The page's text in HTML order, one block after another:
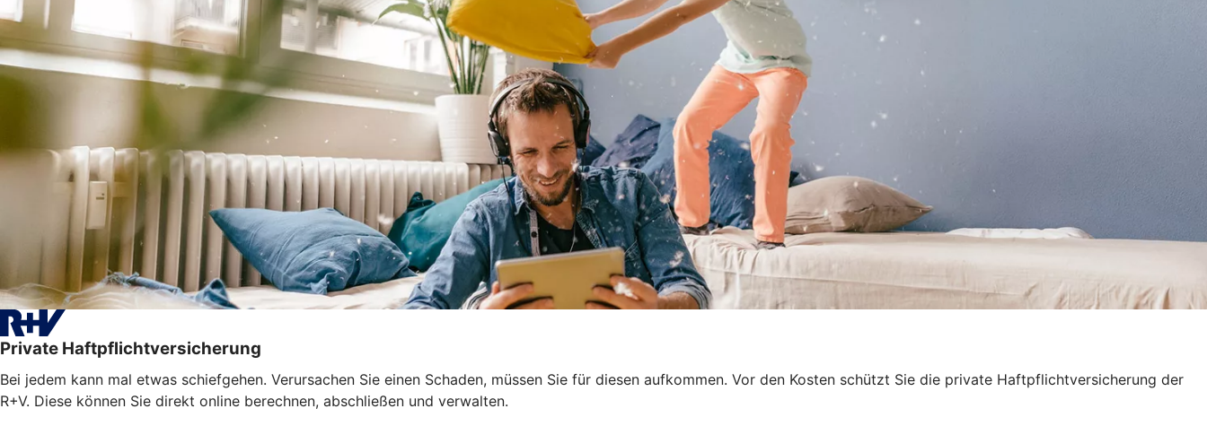
Private Haftpflichtversicherung
Bei jedem kann mal etwas schiefgehen. Verursachen Sie einen Schaden, müssen Sie für diesen aufkommen. Vor den Kosten schützt Sie die private Haftpflichtversicherung der
R+V. Diese können Sie direkt online berechnen, abschließen und verwalten.